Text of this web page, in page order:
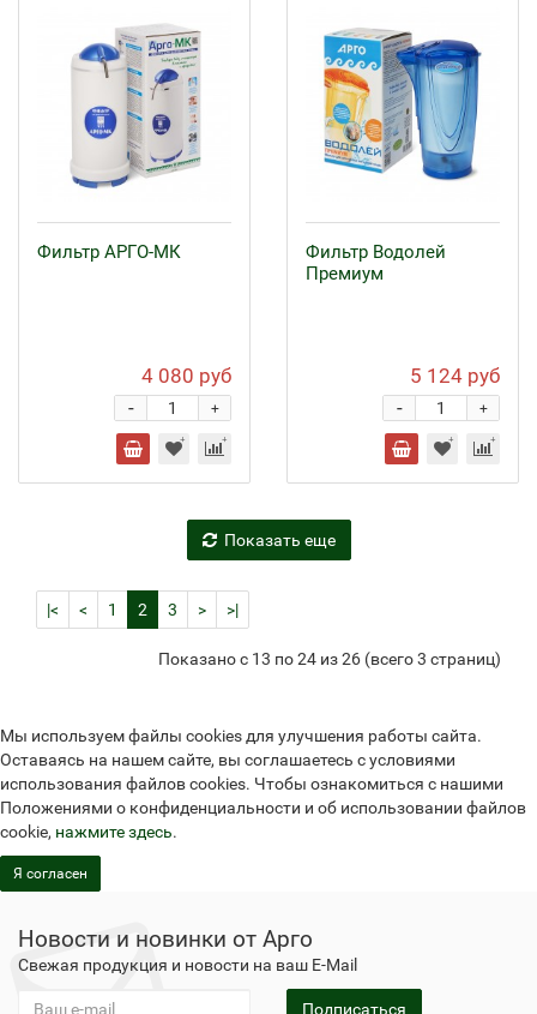
Фильтр АРГО-МК
4 080 руб
+
-
Фильтр Водолей
Премиум
5 124 руб
+
-
Показать еще
|< < 1 2 3 > >|
Показано с 13 по 24 из 26 (всего 3 страниц)
Мы используем файлы cookies для улучшения работы сайта.
Оставаясь на нашем сайте, вы соглашаетесь с условиями
использования файлов cookies. Чтобы ознакомиться с нашими
Положениями о конфиденциальности и об использовании файлов
cookie, нажмите здесь.
Я согласен
Новости и новинки от Арго
Свежая продукция и новости на ваш E-Mail
Подписаться